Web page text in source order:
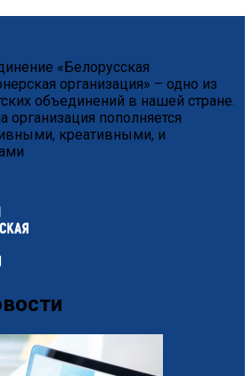
«Белорусская
организация» – одно из
объединений в нашей стране.
пополняется
креативными, и